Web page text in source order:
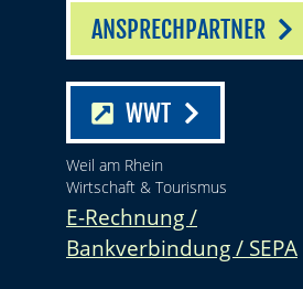
ANSPRECHPARTNER
WWT
Weil am Rhein
Wirtschaft & Tourismus
E-Rechnung /
Bankverbindung / SEPA